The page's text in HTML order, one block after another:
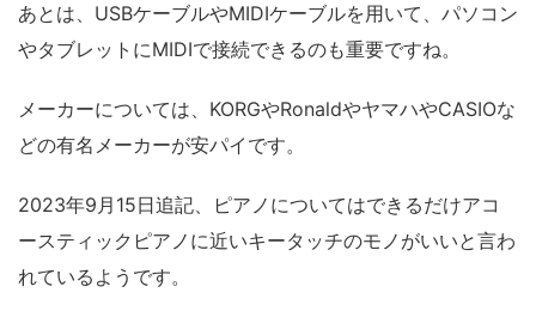
あとは、USBケーブルやMIDIケーブルを用いて、パソコン
やタブレットにMIDIで接続できるのも重要ですね。
メーカーについては、KORGやRonaldやヤマハやCASIOな
どの有名メーカーが安パイです。
2023年9月15日追記、ピアノについてはできるだけアコ
ースティックピアノに近いキータッチのモノがいいと言わ
れているようです。